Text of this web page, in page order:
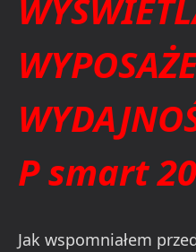
P smart
Jak wspomniałem